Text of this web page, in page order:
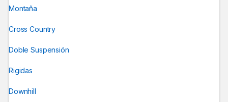
Montaña
Cross Country
Doble Suspensión
Rigidas
Downhill